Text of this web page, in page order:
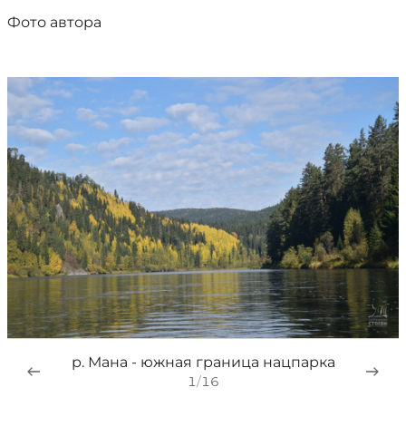
Фото автора
р. Мана - южная граница нацпарка
1/16